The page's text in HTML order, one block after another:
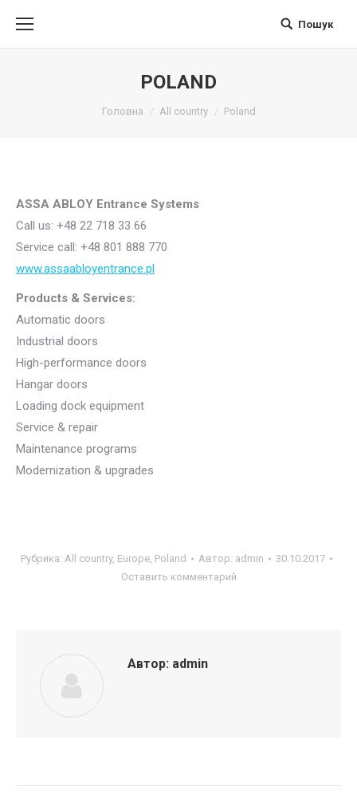
ПоискПошук
POLAND
Головна All country Poland
ASSA ABLOY Entrance Systems
Call us: +48 22 718 33 66
Service call: +48 801 888 770
www.assaabloyentrance.pl
Products & Services:
Automatic doors
Industrial doors
High-performance doors
Hangar doors
Loading dock equipment
Service & repair
Maintenance programs
Modernization & upgrades
Рубрика: All country, Europe, Poland Автор: admin
30.10.2017
Оставить комментарий
Автор: admin